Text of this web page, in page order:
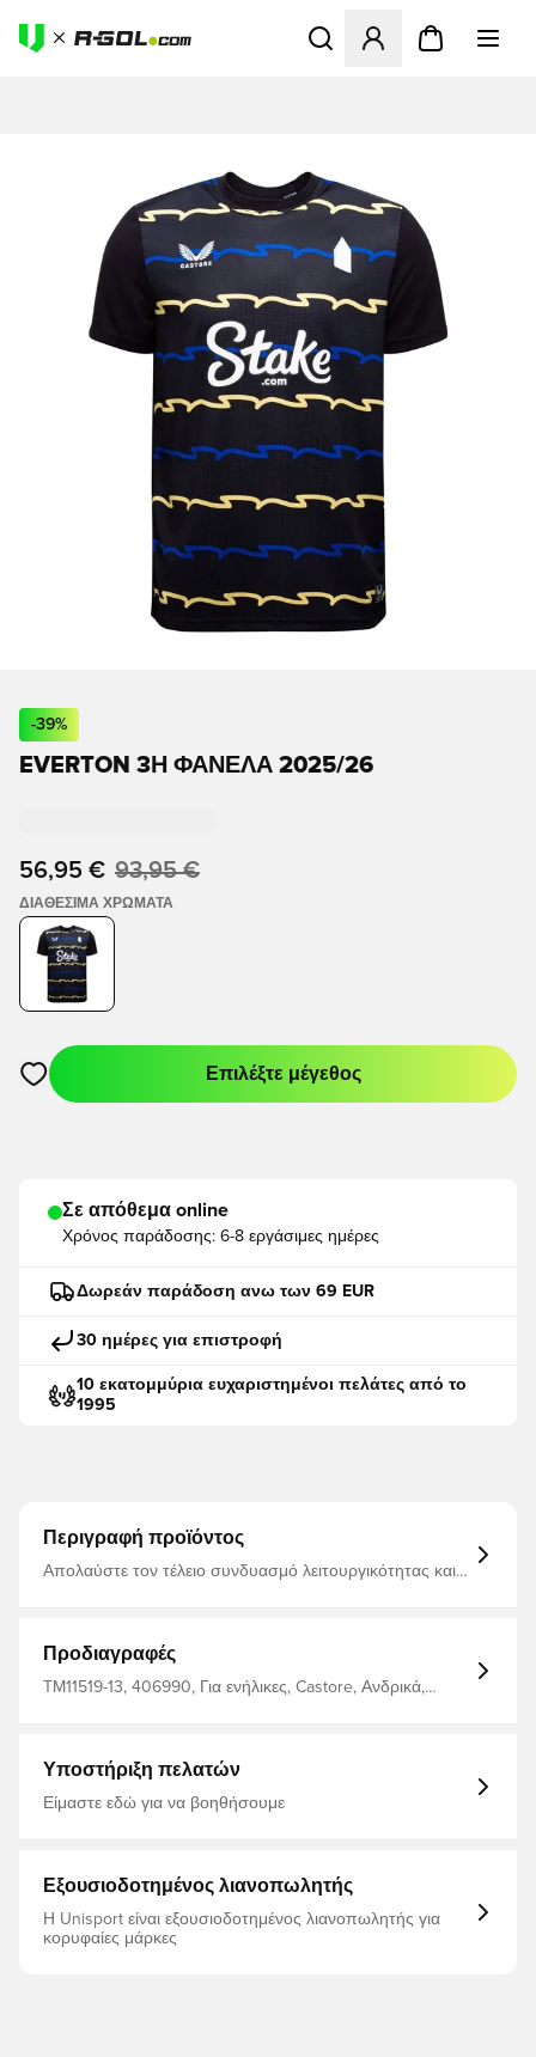
Ανοίγει ένα Modal για να
-39%
EVERTON 3Η ΦΑΝΈΛΑ 2025/26
56,95 € 93,95 €
ΔΙΑΘΈΣΙΜΑ ΧΡΏΜΑΤΑ
Ανοίγει ένα Modal για να συνδεθείτε ή να εγγραφείτε ως
Επιλέξτε μέγεθος
Σε απόθεμα online
Χρόνος παράδοσης: 6-8 εργάσιμες ημέρες
Δωρεάν παράδοση ανω των 69 EUR
30 ημέρες για επιστροφή
10 εκατομμύρια ευχαριστημένοι πελάτες από το
1995
Περιγραφή προϊόντος
Απολαύστε τον τέλειο συνδυασμό λειτουργικότητας και
δροσερό και άνετο είτε κυριαρχείτε στο γήπεδο είτε
επευφημούτε από την κερκίδα. Κανονική εφαρμογή
Κατασκευασμένο από 100% πολυεστέρα.
Προδιαγραφές
TM11519-13, 406990, Για ενήλικες, Castore, Ανδρικά,
Υποστήριξη πελατών
Είμαστε εδώ για να βοηθήσουμε
Εξουσιοδοτημένος λιανοπωλητής
Η Unisport είναι εξουσιοδοτημένος λιανοπωλητής για
κορυφαίες μάρκες